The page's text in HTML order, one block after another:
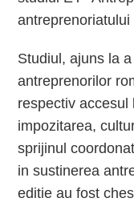
antreprenoriatului
Studiul, ajuns la
antreprenorilor
respectiv accesul
impozitarea,
sprijinul
in sustinerea
editie au fost